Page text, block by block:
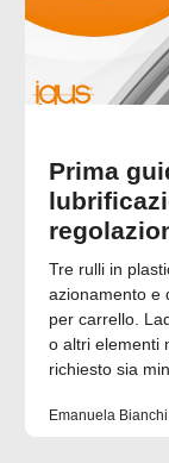
Prima
Tre rulli in
azionamento e
per carrello.
o altri elementi
richiesto sia
Emanuela Bianchi